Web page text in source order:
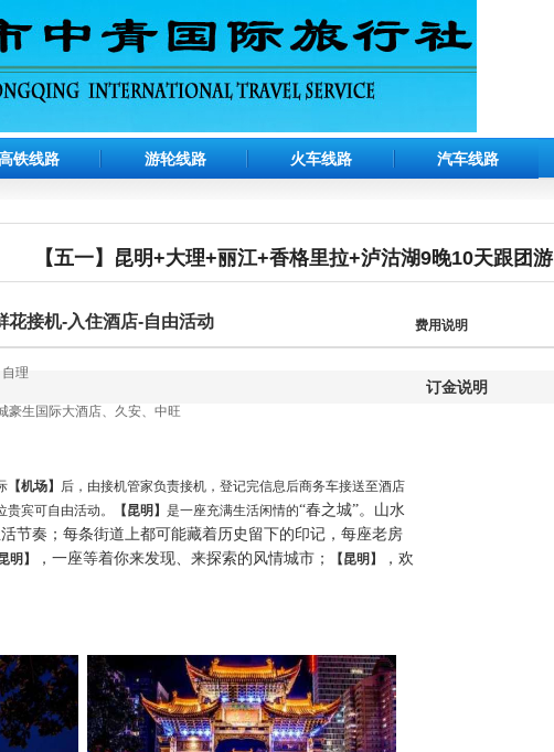
铁线路 游轮线路 火车线路 汽车线路
【五一】昆明+大理+丽江+香格里拉+泸沽湖9晚10天跟团游
花接机-入住酒店-自由活动
理
豪生国际大酒店、久安、中旺
【机场】 后，由接机管家负责接机，登记完信息后商务车接送至酒店
贵宾可自由活动。 【昆明】 是一座充满生活闲情的“春之城”。山水
节奏；每条街道上都可能藏着历史留下的印记，每座老房
明】 ，一座等着你来发现、来探索的风情城市； 【昆明】
，欢
费用说明
订金说明